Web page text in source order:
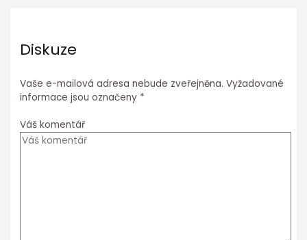
Diskuze
Vaše e-mailová adresa nebude zveřejněna. Vyžadované
informace jsou označeny *
Váš komentář